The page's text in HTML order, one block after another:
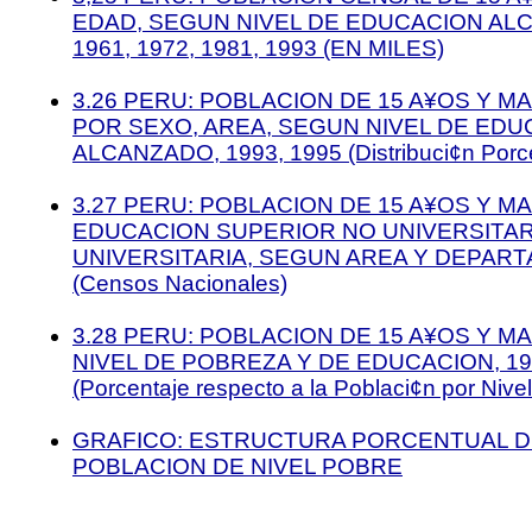
EDAD, SEGUN NIVEL DE EDUCACION
1961, 1972, 1981, 1993 (EN MILES)
3.26 PERU: POBLACION DE 15 A¥OS Y
POR SEXO, AREA, SEGUN NIVEL DE
ALCANZADO, 1993, 1995 (Distribuci¢n
3.27 PERU: POBLACION DE 15 A¥OS Y
EDUCACION SUPERIOR NO
UNIVERSITARIA, SEGUN AREA Y
(Censos Nacionales)
3.28 PERU: POBLACION DE 15 A¥OS Y
NIVEL DE POBREZA Y DE EDUCACION,
(Porcentaje respecto a la Poblaci¢n por
GRAFICO: ESTRUCTURA PORCENTUAL
POBLACION DE NIVEL POBRE